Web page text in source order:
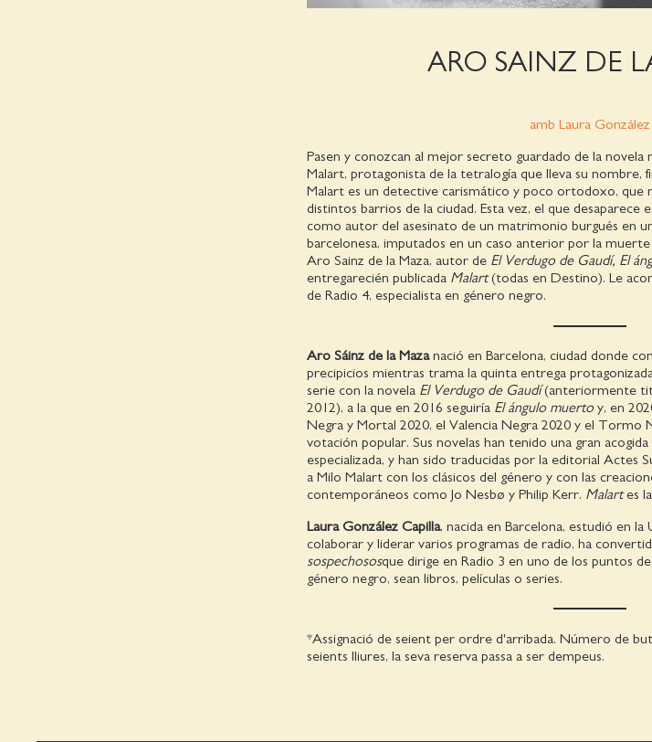
ARO SAINZ DE
amb Laura González
Pasen y conozcan al mejor secreto guardado de la novela
Malart, protagonista de la tetralogía que lleva su nombre,
Malart es un detective carismático y poco ortodoxo, que
distintos barrios de la ciudad. Esta vez, el que desaparece
como autor del asesinato de un matrimonio burgués en
barcelonesa, imputados en un caso anterior por la muerte
Aro Sainz de la Maza, autor de El Verdugo de Gaudí, El
entregarecién publicadaMalart(todas en Destino). Le
de Radio 4, especialista en género negro.
Aro Sáinz de la Mazanació en Barcelona, ciudad donde
precipicios mientras trama la quinta entrega
serie con la novela El Verdugo de Gaudí(anteriormente
2012), a la que en 2016 seguiría El ángulo muertoy, en
Negra y Mortal 2020, el Valencia Negra 2020 y el Tormo
votación popular. Sus novelas han tenido una gran
especializada, y han sido traducidas por la editorial Actes
a Milo Malart con los clásicos del género y con las
contemporáneos como Jo Nesbø y Philip Kerr. Malartes
Laura González Capilla, nacida en Barcelona, estudió en
colaborar y liderar varios programas de radio, ha
sospechososque dirige en Radio 3 en uno de los puntos
género negro, sean libros, películas o series.
*Assignació de seient per ordre d'arribada. Número de
seients lliures, la seva reserva passa a ser dempeus.